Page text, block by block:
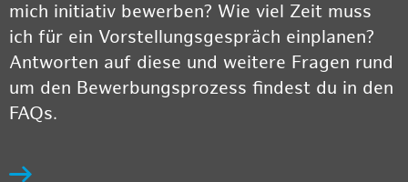
mich initiativ bewerben? Wie viel Zeit muss
ich für ein Vorstellungsgespräch einplanen?
Antworten auf diese und weitere Fragen rund
um den Bewerbungsprozess findest du in den
FAQs.